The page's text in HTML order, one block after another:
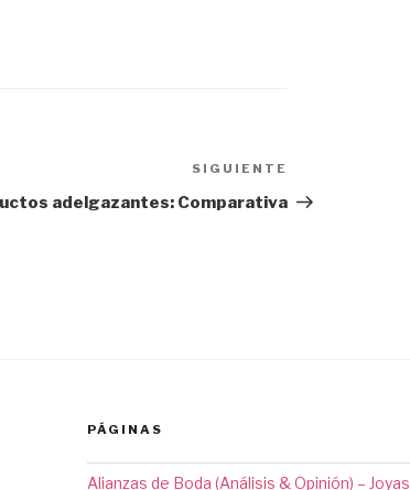
entrada
SIGUIENTE
adelgazantes: Comparativa
PÁGINAS
Alianzas de Boda (Análisis & Opinión) – Joyas